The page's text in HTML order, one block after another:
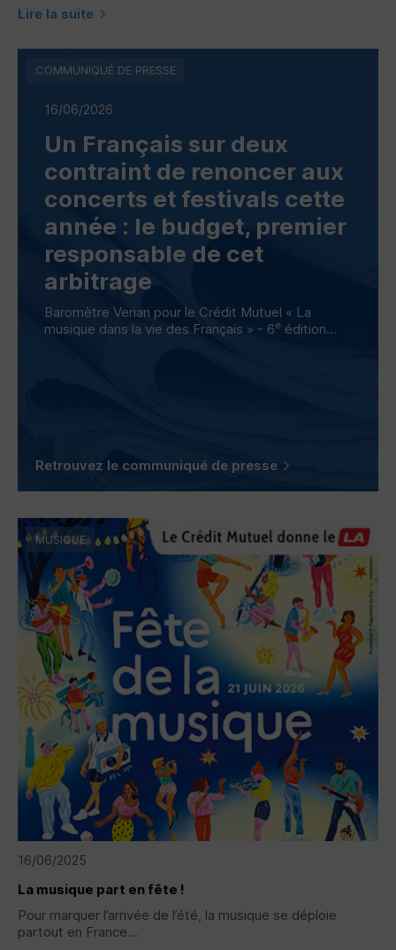
Lire la suite
16/06/2026
Un Français sur deux
contraint de renoncer aux
concerts et festivals cette
année : le budget, premier
responsable de cet
arbitrage
Baromètre Verian pour le Crédit Mutuel « La
musique dans la vie des Français » - 6e édition...
Retrouvez le communiqué de presse
COMMUNIQUÉ DE PRESSE
16/06/2025
La musique part en fête !
Pour marquer l’arrivée de l’été, la musique se déploie
partout en France...
MUSIQUE